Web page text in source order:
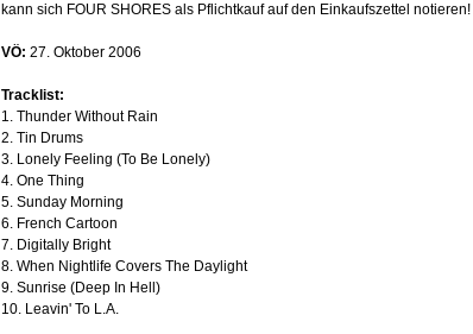
kann sich FOUR SHORES als Pflichtkauf auf den Einkaufszettel notieren!
VÖ: 27. Oktober 2006
Tracklist:
1. Thunder Without Rain
2. Tin Drums
3. Lonely Feeling (To Be Lonely)
4. One Thing
5. Sunday Morning
6. French Cartoon
7. Digitally Bright
8. When Nightlife Covers The Daylight
9. Sunrise (Deep In Hell)
10. Leavin' To L.A.